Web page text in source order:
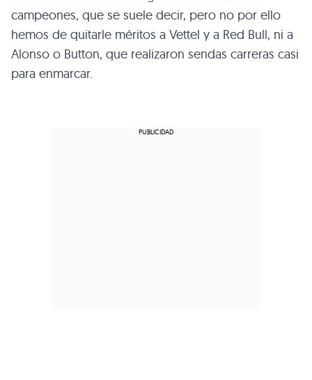
campeones, que se suele decir, pero no por ello
hemos de quitarle méritos a Vettel y a Red Bull, ni a
Alonso o Button, que realizaron sendas carreras casi
para enmarcar.